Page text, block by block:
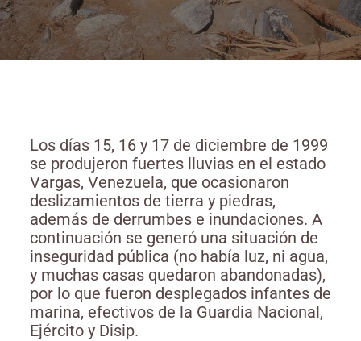
Los días 15, 16 y 17 de diciembre de 1999
se produjeron fuertes lluvias en el estado
Vargas, Venezuela, que ocasionaron
deslizamientos de tierra y piedras,
además de derrumbes e inundaciones. A
continuación se generó una situación de
inseguridad pública (no había luz, ni agua,
y muchas casas quedaron abandonadas),
por lo que fueron desplegados infantes de
marina, efectivos de la Guardia Nacional,
Ejército y Disip.